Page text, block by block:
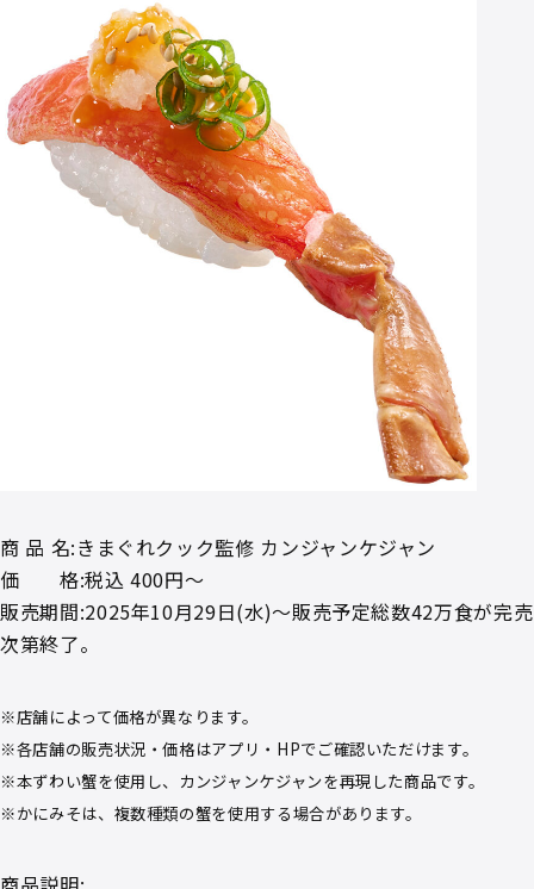
商 品 名:きまぐれクック監修 カンジャンケジャン
価 格:税込 400円～
販売期間:2025年10月29日(水)～販売予定総数42万食が完売
次第終了。
※店舗によって価格が異なります。
※各店舗の販売状況・価格はアプリ・HPでご確認いただけます。
※本ずわい蟹を使用し、カンジャンケジャンを再現した商品です。
※かにみそは、複数種類の蟹を使用する場合があります。